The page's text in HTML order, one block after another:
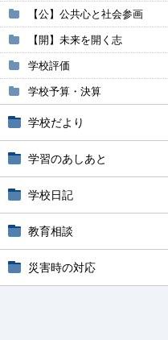
【公】公共心と社会参画
【開】未来を開く志
学校評価
学校予算・決算
学校だより
学習のあしあと
学校日記
教育相談
災害時の対応